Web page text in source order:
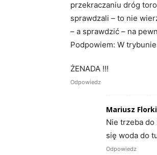
przekraczaniu dróg
sprawdzali – to nie
– a sprawdzić – na
Podpowiem: W
ŻENADA !!!
Odpowiedz
Mariusz
Nie trzeba do
się woda do
Odpowiedz